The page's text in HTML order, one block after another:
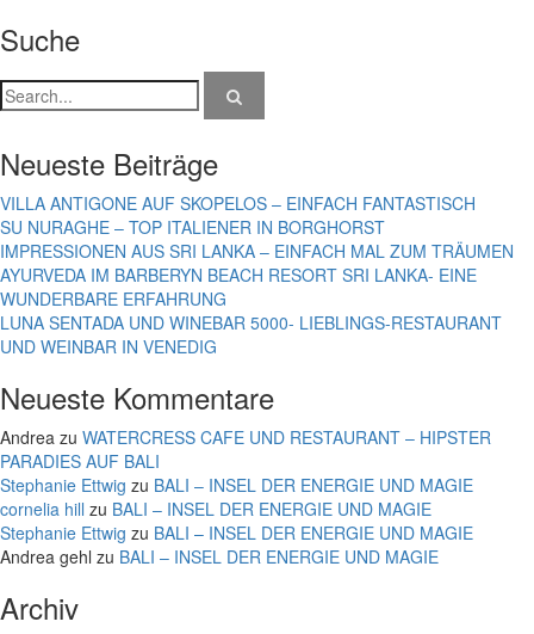
Suche
Neueste Beiträge
VILLA ANTIGONE AUF SKOPELOS – EINFACH FANTASTISCH
SU NURAGHE – TOP ITALIENER IN BORGHORST
IMPRESSIONEN AUS SRI LANKA – EINFACH MAL ZUM TRÄUMEN
AYURVEDA IM BARBERYN BEACH RESORT SRI LANKA- EINE
WUNDERBARE ERFAHRUNG
LUNA SENTADA UND WINEBAR 5000- LIEBLINGS-RESTAURANT
UND WEINBAR IN VENEDIG
Neueste Kommentare
Andrea zu WATERCRESS CAFE UND RESTAURANT – HIPSTER
PARADIES AUF BALI
Stephanie Ettwig zu BALI – INSEL DER ENERGIE UND MAGIE
cornelia hill zu BALI – INSEL DER ENERGIE UND MAGIE
Stephanie Ettwig zu BALI – INSEL DER ENERGIE UND MAGIE
Andrea gehl zu BALI – INSEL DER ENERGIE UND MAGIE
Archiv